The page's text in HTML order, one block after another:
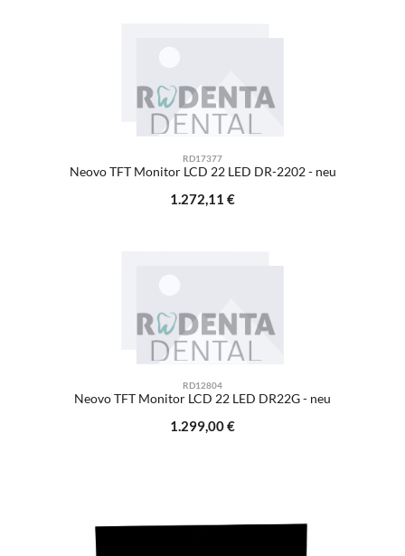
RD17377
Neovo TFT Monitor LCD 22 LED DR-2202 - neu
Regulärer Preis:
1.272,11 €
RD12804
Neovo TFT Monitor LCD 22 LED DR22G - neu
Regulärer Preis:
1.299,00 €